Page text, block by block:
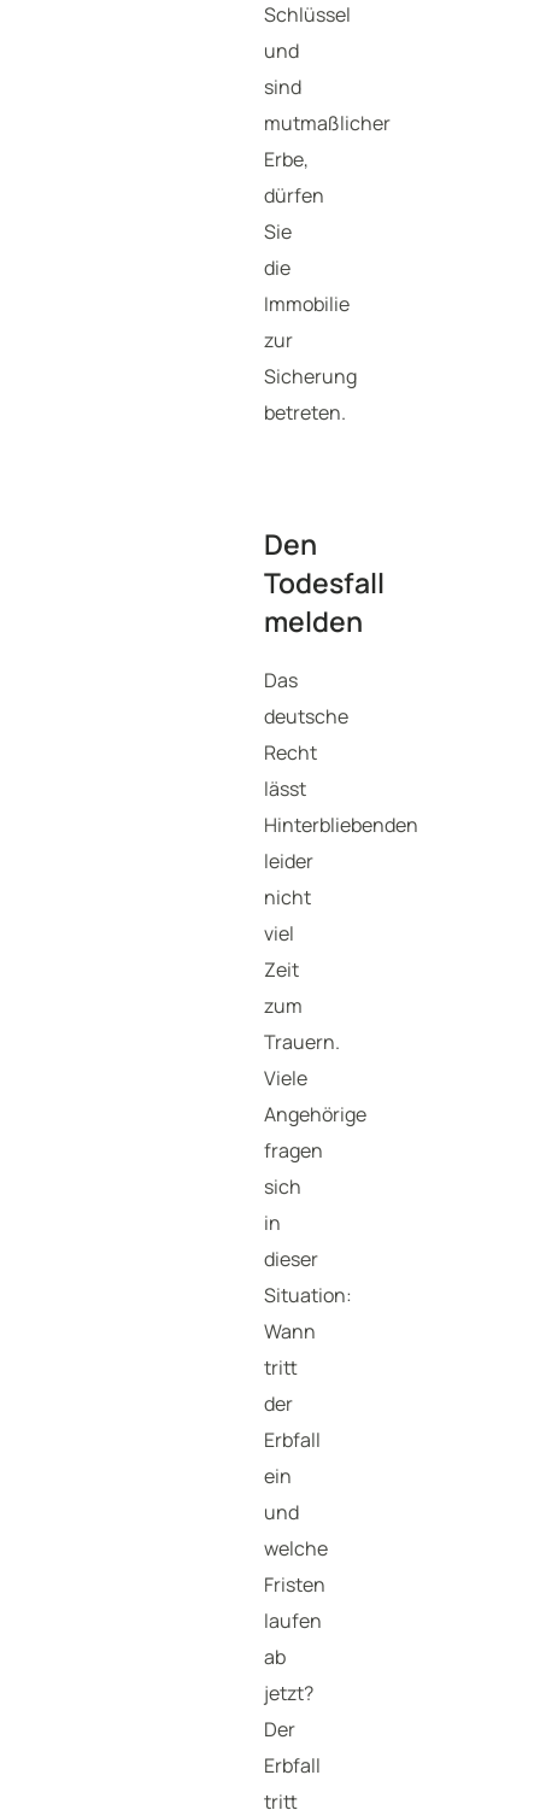
Schlüssel
und
sind
mutmaßlicher
Erbe,
dürfen
Sie
die
Immobilie
zur
Sicherung
betreten.
Den
Todesfall
melden
Das
deutsche
Recht
lässt
Hinterbliebenden
leider
nicht
viel
Zeit
zum
Trauern.
Viele
Angehörige
fragen
sich
in
dieser
Situation:
Wann
tritt
der
Erbfall
ein
und
welche
Fristen
laufen
ab
jetzt?
Der
Erbfall
tritt